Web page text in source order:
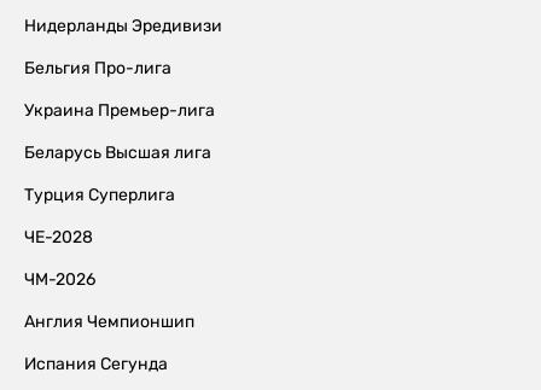
Нидерланды Эредивизи
Бельгия Про-лига
Украина Премьер-лига
Беларусь Высшая лига
Турция Суперлига
ЧЕ-2028
ЧМ-2026
Англия Чемпионшип
Испания Сегунда